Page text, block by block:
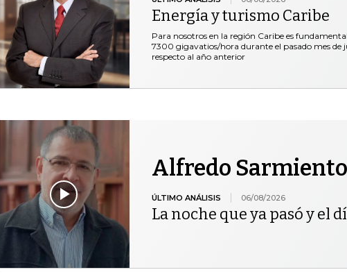
Energía y turismo Caribe
Para nosotros en la región Caribe es
7300 gigavatios/hora durante el pasado mes de
respecto al año anterior
Alfredo
ÚLTIMO ANÁLISIS 06/08/2026
La noche que ya pasó y el